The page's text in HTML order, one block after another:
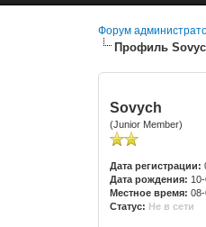
Форум
Профиль
Sovych
(Junior Member)
Дата регистрации:
Дата рождения:
Местное время:
Статус: Не в сети